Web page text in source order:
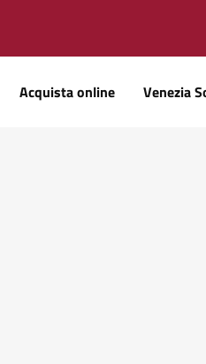
Acquista online Venezia